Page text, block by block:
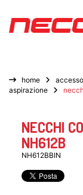
home
aspirazione
NECCHI
NH612B
NH612BBIN